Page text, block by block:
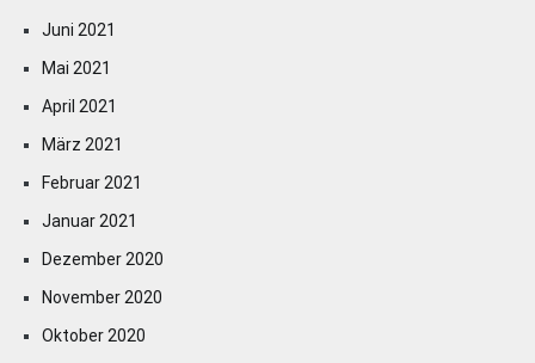
Juni 2021
Mai 2021
April 2021
März 2021
Februar 2021
Januar 2021
Dezember 2020
November 2020
Oktober 2020